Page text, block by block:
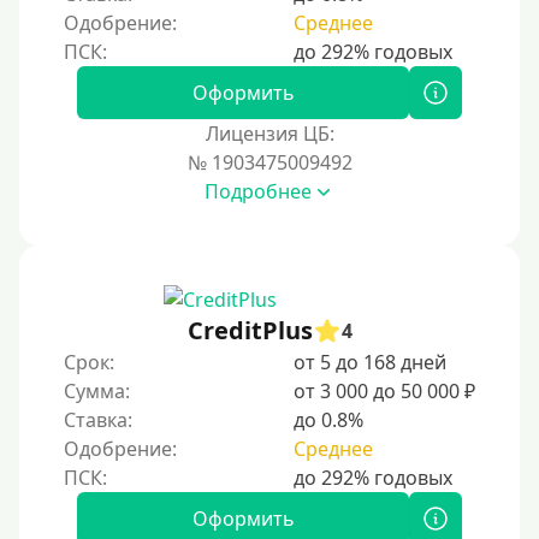
На Киви (Qiwi) кошелек без отказов
На банковский счет
На карту с нулевым балансом
На дебетовую карту
На кредитную карту
На виртуальную карту
На неименную карту
На именную карту
На зарплатную карту
Одобрение:
Среднее
Оформить
Лицензия ЦБ:
№ 1903475009492
Подробнее
CreditPlus
4
Срок:
от 5 до 168 дней
Сумма:
от 3 000 до 50 000 ₽
Ставка:
до 0.8%
Одобрение:
Среднее
Оформить